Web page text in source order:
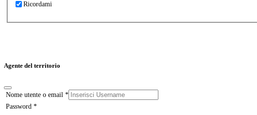
Ricordami
Agente del territorio
Nome utente o email *
Password *